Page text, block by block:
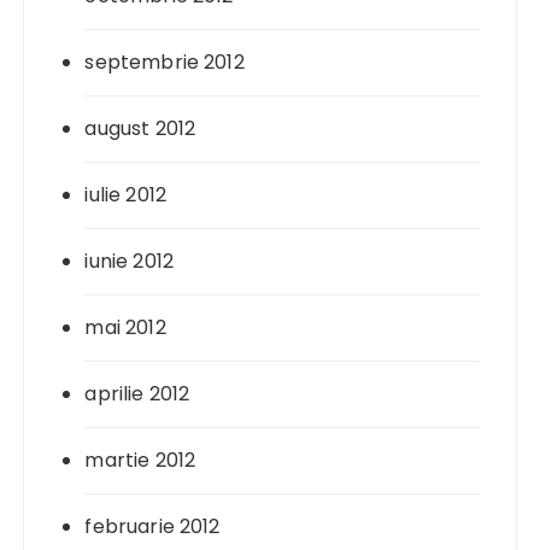
septembrie 2012
august 2012
iulie 2012
iunie 2012
mai 2012
aprilie 2012
martie 2012
februarie 2012